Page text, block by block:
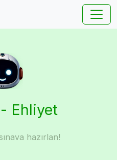
Ehliyet
hazırlan!